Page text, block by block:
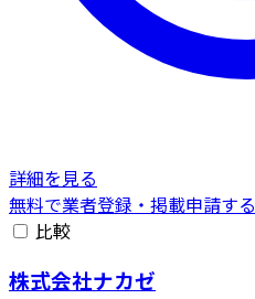
詳細を見る
無料で業者登録・掲載申請する
比較
株式会社ナカゼ